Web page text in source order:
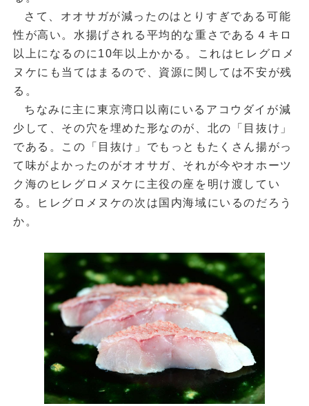
さて、オオサガが減ったのはとりすぎである可能
性が高い。水揚げされる平均的な重さである４キロ
以上になるのに10年以上かかる。これはヒレグロメ
ヌケにも当てはまるので、資源に関しては不安が残
る。
ちなみに主に東京湾口以南にいるアコウダイが減
少して、その穴を埋めた形なのが、北の「目抜け」
である。この「目抜け」でもっともたくさん揚がっ
て味がよかったのがオオサガ、それが今やオホーツ
ク海のヒレグロメヌケに主役の座を明け渡してい
る。ヒレグロメヌケの次は国内海域にいるのだろう
か。